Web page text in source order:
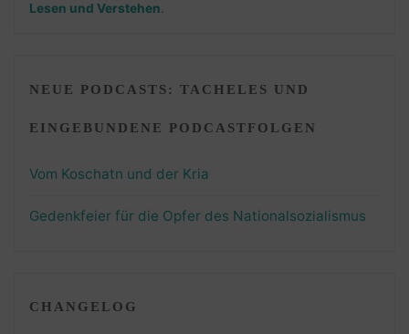
Lesen und Verstehen
NEUE PODCASTS: TACHELES UND
EINGEBUNDENE PODCASTFOLGEN
Vom Koschatn und der Kria
Gedenkfeier für die Opfer des Nationalsozialismus
CHANGELOG